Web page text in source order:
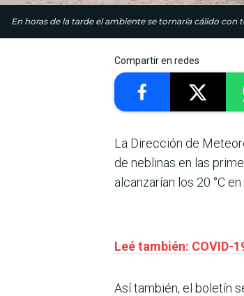
En horas de la tarde el ambiente se tornaría cálido
Compartir en redes
La Dirección de
de neblinas en las
alcanzarían los 20 °C
Leé también: COVID-
Así también, el boletín